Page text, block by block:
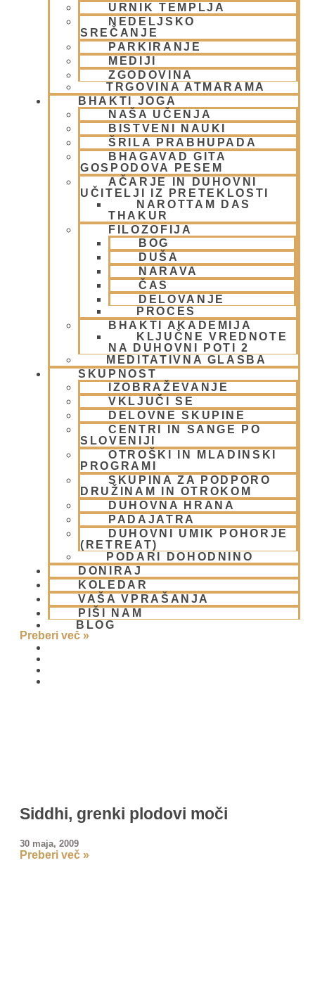
URNIK TEMPLJA
NEDELJSKO
SREČANJE
PARKIRANJE
MEDIJI
ZGODOVINA
TRGOVINA ATMARAMA
BHAKTI JOGA
NAŠA UČENJA
BISTVENI NAUKI
ŠRILA PRABHUPADA
BHAGAVAD GITA
GOSPODOVA PESEM
AČARJE IN DUHOVNI
UČITELJI IZ PRETEKLOSTI
NAROTTAM DAS
THAKUR
FILOZOFIJA
BOG
DUŠA
NARAVA
ČAS
DELOVANJE
PROCES
BHAKTI AKADEMIJA
KLJUČNE VREDNOTE
NA DUHOVNI POTI 2
MEDITATIVNA GLASBA
SKUPNOST
IZOBRAŽEVANJE
VKLJUČI SE
DELOVNE SKUPINE
CENTRI IN SANGE PO
SLOVENIJI
OTROŠKI IN MLADINSKI
PROGRAMI
SKUPINA ZA PODPORO
DRUŽINAM IN OTROKOM
DUHOVNA HRANA
PADAJATRA
DUHOVNI UMIK POHORJE
(RETREAT)
PODARI DOHODNINO
DONIRAJ
KOLEDAR
VAŠA VPRAŠANJA
PIŠI NAM
BLOG
Izgubljeni zaklad
30 novembra, 2009
Preberi več »
Izreki Čanakje Pandite; Princi,
modreci in pregovori
30 novembra, 2009
Preberi več »
Kaj je joga?
30 maja, 2009
Preberi več »
Siddhi, grenki plodovi moči
30 maja, 2009
Preberi več »